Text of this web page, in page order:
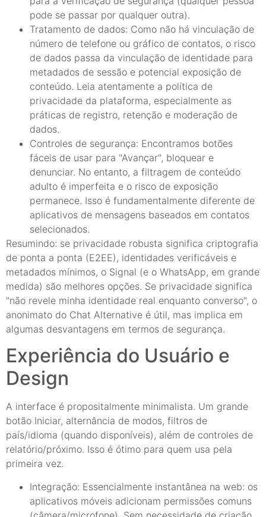
pode se passar por qualquer outra).
Tratamento de dados: Como não há vinculação de
número de telefone ou gráfico de contatos, o risco
de dados passa da vinculação de identidade para
metadados de sessão e potencial exposição de
conteúdo. Leia atentamente a política de
privacidade da plataforma, especialmente as
práticas de registro, retenção e moderação de
dados.
Controles de segurança: Encontramos botões
fáceis de usar para "Avançar", bloquear e
denunciar. No entanto, a filtragem de conteúdo
adulto é imperfeita e o risco de exposição
permanece. Isso é fundamentalmente diferente de
aplicativos de mensagens baseados em contatos
selecionados.
Resumindo: se privacidade robusta significa criptografia
de ponta a ponta (E2EE), identidades verificáveis e
metadados mínimos, o Signal (e o WhatsApp, em grande
medida) são melhores opções. Se privacidade significa
"não revele minha identidade real enquanto converso", o
anonimato do Chat Alternative é útil, mas implica em
algumas desvantagens em termos de segurança.
Experiência do Usuário e
Design
A interface é propositalmente minimalista. Um grande
botão Iniciar, alternância de modos, filtros de
país/idioma (quando disponíveis), além de controles de
relatório/próximo. Isso é ótimo para quem usa pela
primeira vez.
Integração: Essencialmente instantânea na web: os
aplicativos móveis adicionam permissões comuns